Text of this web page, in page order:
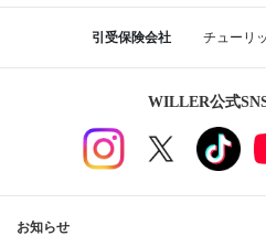
引受保険会社 チューリ
WILLER公式
お知らせ